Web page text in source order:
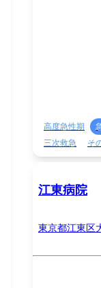
高度急性期
三次救急
そ
江東病院
東京都江東区